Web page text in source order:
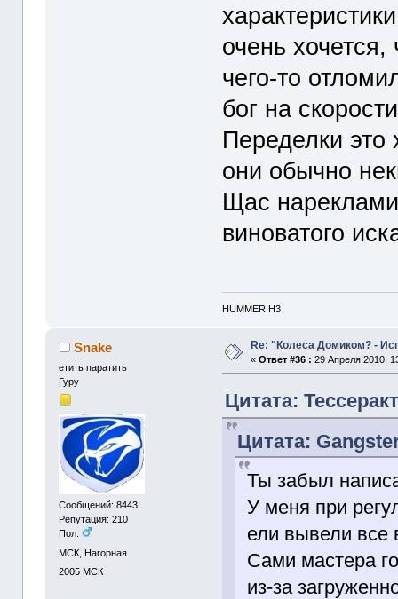
очень
чего-то
бог на
Переделки это
они обычно
Щас
виноватого
HUMMER H3
Snake
етить паратить
Гуру
Сообщений: 8443
Репутация: 210
Пол:
МСК, Нагорная
2005 МСК
Re: "Колеса Домиком? -
«Ответ #36 : 29 Апреля 2010,
Цитата:
Цитата:
Ты забыл
У меня при
ели вывели все
Сами мастера
из-за